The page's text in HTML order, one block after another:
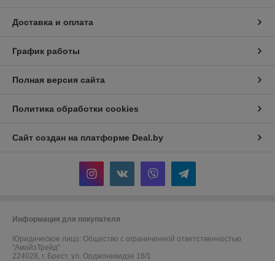
Доставка и оплата
График работы
Полная версия сайта
Политика обработки cookies
Сайт создан на платформе Deal.by
Информация для покупателя
Юридическое лицо: Общество с ограниченной ответственностью
"АмайзТрейд"
224028, г. Брест, ул. Орджоникидзе 16/1